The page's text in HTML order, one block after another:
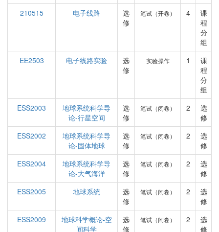
210515
电子线路
选
修
笔试（开卷） 4
课
程
分
组
EE2503
电子线路实验
选
修
实验操作 1
课
程
分
组
ESS2003
地球系统科学导
论-行星空间
选
修
笔试（闭卷） 2
选
修
ESS2002
地球系统科学导
论-固体地球
选
修
笔试（闭卷） 2
选
修
ESS2004
地球系统科学导
论-大气海洋
选
修
笔试（闭卷） 2
选
修
ESS2005
地球系统
选
修
笔试（闭卷） 2
选
修
ESS2009
地球科学概论-空
间科学
选
修
笔试（闭卷） 2
选
修